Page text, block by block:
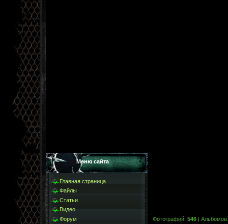
Меню сайта
Главная страница
Файлы
Статьи
Видео
Форум
Фотографий: 546 |